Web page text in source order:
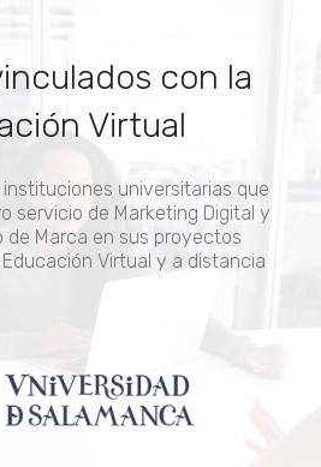
con la
Virtual
universitarias que
servicio de Marketing Digital y
de Marca en sus proyectos
Virtual y a distancia